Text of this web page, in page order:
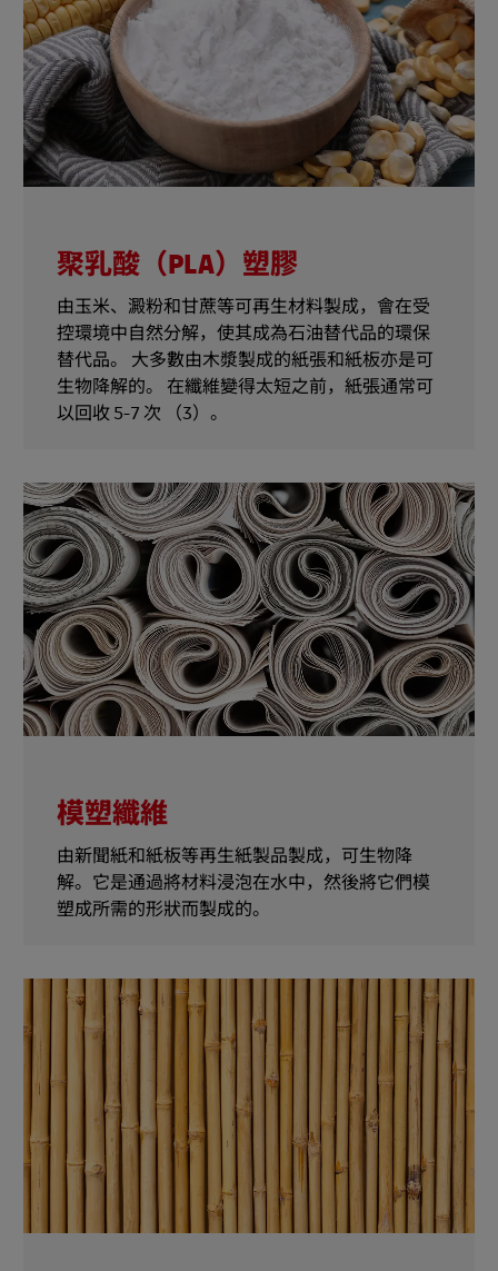
聚乳酸（PLA）塑膠
由玉米、澱粉和甘蔗等可再生材料製成，會在受
控環境中自然分解，使其成為石油替代品的環保
替代品。 大多數由木漿製成的紙張和紙板亦是可
生物降解的。 在纖維變得太短之前，紙張通常可
以回收 5-7 次 （3）。
模塑纖維
由新聞紙和紙板等再生紙製品製成，可生物降
解。它是通過將材料浸泡在水中，然後將它們模
塑成所需的形狀而製成的。